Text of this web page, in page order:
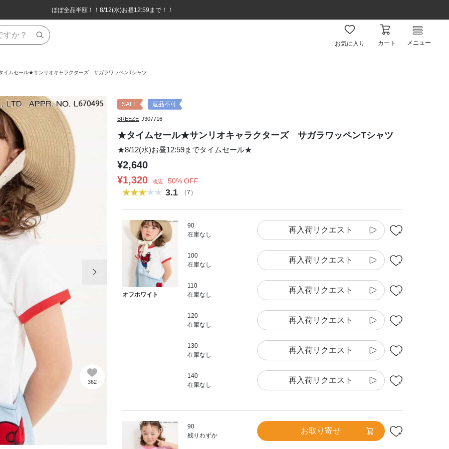
8,800円(税込)以上のお買い物で送料無料♪
ほぼ全品半額！！8/12(水)お昼12:59まで！！
8,800円(税込)以上のお買い物で送料無料♪
ほぼ全品半額！！8/12(水)お昼12:59まで！！
お気に入り カート メニュー
イムセール★サンリオキャラクターズ サガラワッペンTシャツ
362
SALE 返品不可
BREEZE J307716
★タイムセール★サンリオキャラクターズ サガラワッペンTシャツ
★8/12(水)お昼12:59までタイムセール★
¥2,640
¥1,320
税込 50% OFF
3.1 （7）
オフホワイト
90
在庫なし
再入荷リクエスト
100
在庫なし
再入荷リクエスト
110
在庫なし
再入荷リクエスト
120
在庫なし
再入荷リクエスト
130
在庫なし
再入荷リクエスト
140
在庫なし
再入荷リクエスト
90
残りわずか
お取り寄せ